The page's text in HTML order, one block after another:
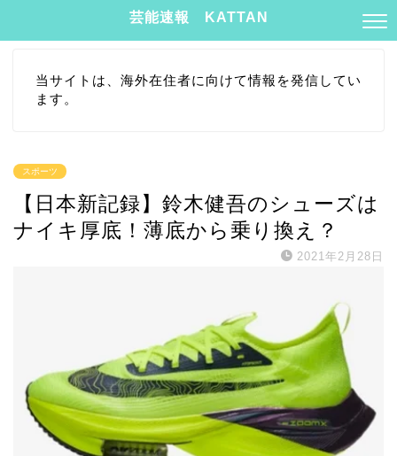
芸能速報 KATTAN
当サイトは、海外在住者に向けて情報を発信してい
ます。
スポーツ
【日本新記録】鈴木健吾のシューズは
ナイキ厚底！薄底から乗り換え？
2021年2月28日